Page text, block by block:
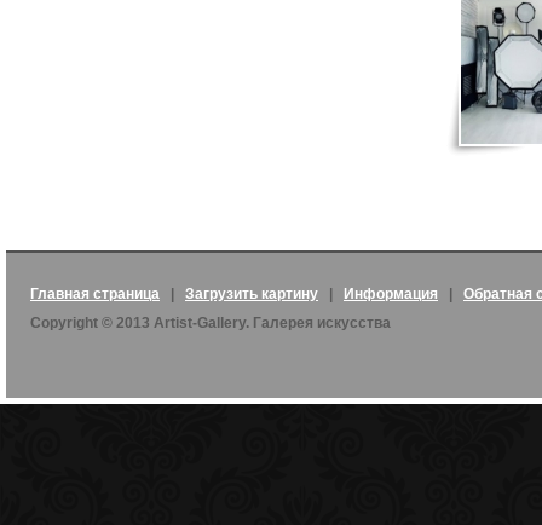
Главная страница Загрузить картину Информация
Обратная
Copyright © 2013 Artist-Gallery. Галерея искусства